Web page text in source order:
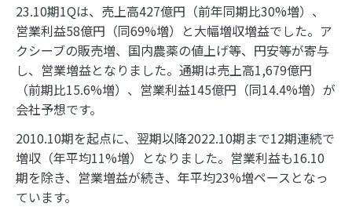
23.10期1Qは、売上高427億円（前年同期比30%増）、
営業利益58億円（同69%増）と大幅増収増益でした。ア
クシーブの販売増、国内農薬の値上げ等、円安等が寄与
し、営業増益となりました。通期は売上高1,679億円
（前期比15.6%増）、営業利益145億円（同14.4%増）が
会社予想です。
2010.10期を起点に、翌期以降2022.10期まで12期連続で
増収（年平均11%増）となりました。営業利益も16.10
期を除き、営業増益が続き、年平均23%増ペースとなっ
ています。